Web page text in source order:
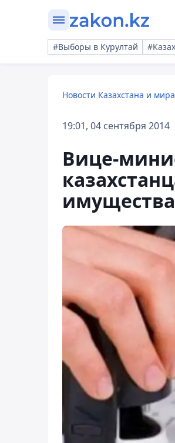
#Выборы в Курултай
Новости Казахстана и
19:01, 04 сентября 2014
Вице-